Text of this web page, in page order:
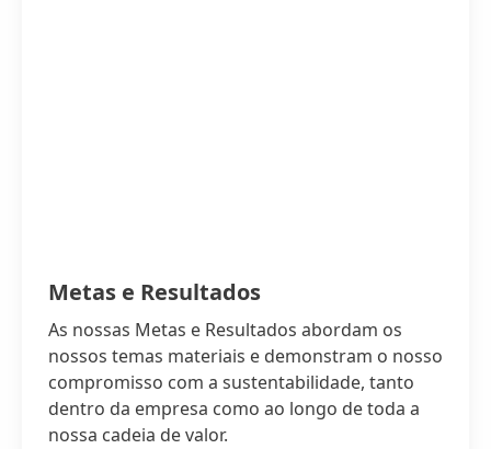
Metas e Resultados
As nossas Metas e Resultados abordam os
nossos temas materiais e demonstram o nosso
compromisso com a sustentabilidade, tanto
dentro da empresa como ao longo de toda a
nossa cadeia de valor.